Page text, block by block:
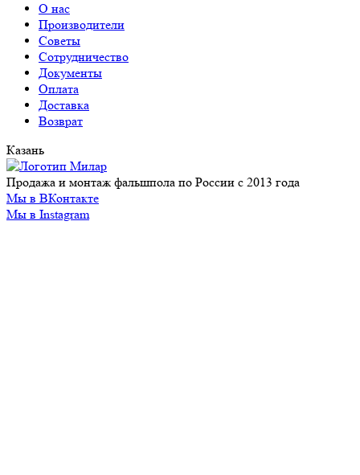
О нас
Производители
Советы
Сотрудничество
Документы
Оплата
Доставка
Возврат
Казань
Продажа и монтаж фальшпола по России с 2013 года
Мы в ВКонтакте
Мы в Instagram